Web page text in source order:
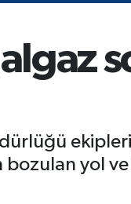
bozulan yol